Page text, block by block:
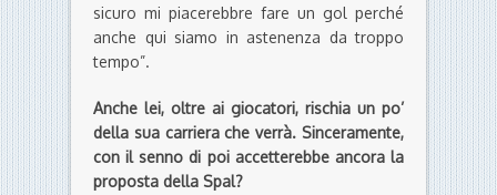
sicuro mi piacerebbre fare un gol perché
anche qui siamo in astenenza da troppo
tempo”.
Anche lei, oltre ai giocatori, rischia un po’
della sua carriera che verrà. Sinceramente,
con il senno di poi accetterebbe ancora la
proposta della Spal?